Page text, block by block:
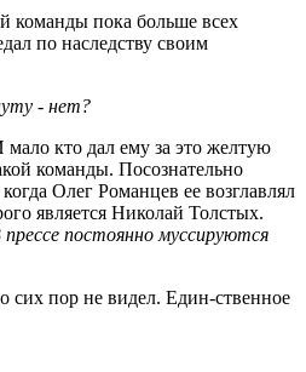
команды пока больше всех
по наследству своим
- нет?
кто дал ему за это желтую
команды. Посознательно
Олег Романцев ее возглавлял
является Николай Толстых.
прессе постоянно муссируются
сих пор не видел. Един-ственное